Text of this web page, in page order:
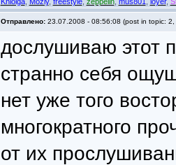
Отправлено: 23.07.2008 - 08:56:08 (post in topic: 2,
дослушиваю этот
странно себя
нет уже того
многократного
от их